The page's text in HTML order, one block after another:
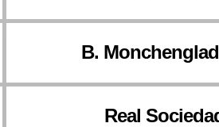
B.
Real